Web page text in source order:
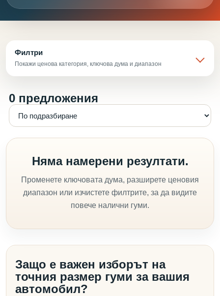
Филтри
Покажи ценова категория, ключова дума и диапазон
0 предложения
Няма намерени резултати.
Променете ключовата дума, разширете ценовия
диапазон или изчистете филтрите, за да видите
повече налични гуми.
Защо е важен изборът на
точния размер гуми за вашия
автомобил?